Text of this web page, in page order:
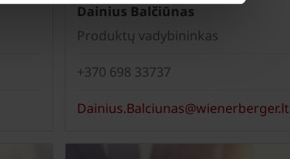
Dainius Balčiūnas
Produktų vadybininkas
+370 698 33737
Dainius.Balciunas@wienerberger.lt